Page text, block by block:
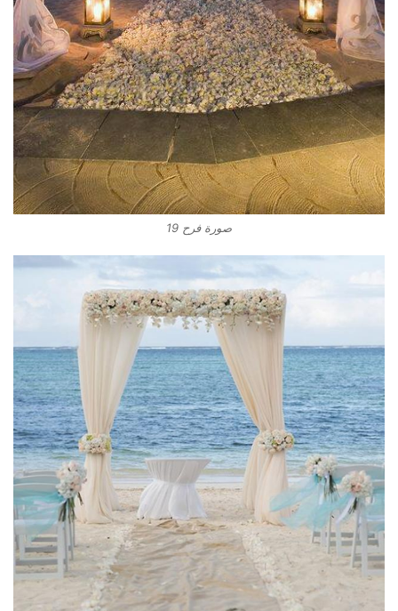
صورة فرح 19